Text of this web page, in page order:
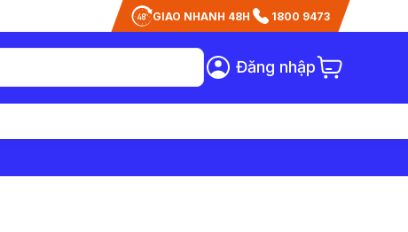
GIAO NHANH 48H 1800 9473
Đăng nhập